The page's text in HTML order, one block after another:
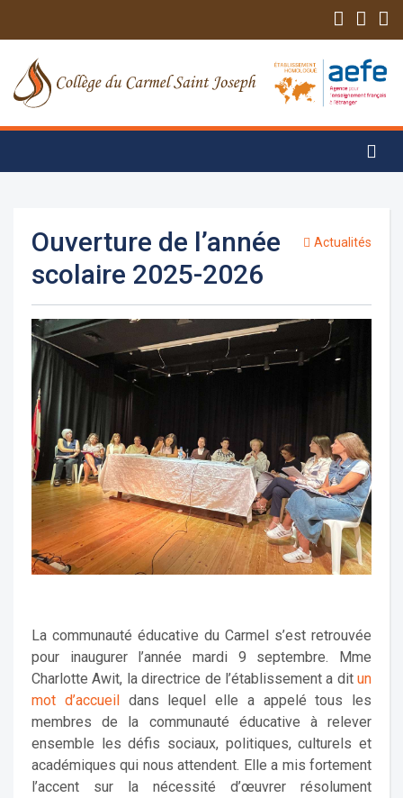
Ouverture de l’année
scolaire 2025-2026
Actualités
La communauté éducative du Carmel s’est retrouvée
pour inaugurer l’année mardi 9 septembre. Mme
Charlotte Awit, la directrice de l’établissement a dit un
mot d’accueildans lequel elle a appelé tous les
membres de la communauté éducative à relever
ensemble les défis sociaux, politiques, culturels et
académiques qui nous attendent. Elle a mis fortement
l’accent sur la nécessité d’œuvrer résolument